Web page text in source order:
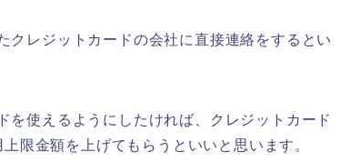
レジットカードの会社に直接連絡をするとい
使えるようにしたければ、クレジットカード
限金額を上げてもらうといいと思います。